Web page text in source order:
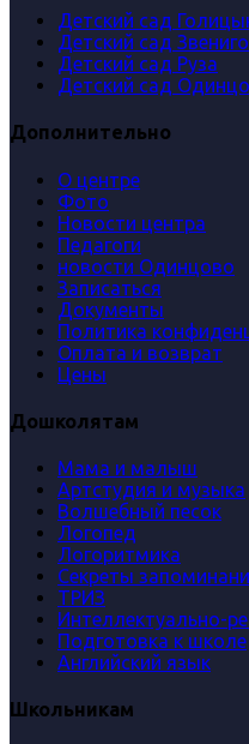
Детский сад
Детский сад
Детский сад Руза
Детский сад
Дополнительно
О центре
Фото
Новости центра
Педагоги
новости Одинцово
Записаться
Документы
Политика
Оплата и возврат
Цены
Дошколятам
Мама и малыш
Артстудия и музыка
Волшебный песок
Логопед
Логоритмика
Секреты
ТРИЗ
Интеллектуально-
Подготовка к школе
Английский язык
Школьникам